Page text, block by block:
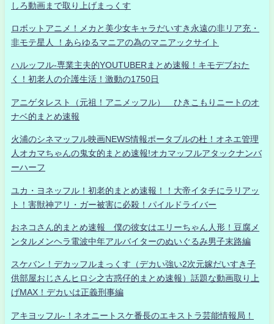
しろ動画まで取り上げまっくす
ロボットアニメ！メカと美少女キャラだいすき永遠の非リア充・
非モテ星人 ！あらゆるマニアの為のマニアックサイト
ハルッフル-専業主夫的YOUTUBERまとめ速報！キモデブおた
く！初老人の介護生活！激動の1750日
アニゲタレスト（元祖！アニメッフル） ひきこもりニートのオ
ナベ的まとめ速報
火浦のシネマッフル映画NEWS情報ポータブルの杜！オネエ管理
人オカマちゃんの鬼女的まとめ速報!オカマッフルアタックナンバ
ーハーフ
ユカ・ヨネッフル！初老的まとめ速報！！大帝イタチにラリアッ
ト！害獣神アリ・ガー被害に必殺！パイルドライバー
おネコさん的まとめ速報 僕の彼女はエリーちゃん人形！豆腐メ
ンタルメンヘラ電波中年アルバイターのぬいぐるみ男子末路編
スケバン！デカッフルまっくす（デカい強い2次元嫁だいすき子
供部屋おじさんヒロシ之古惑仔的まとめ速報）話題な動画取り上
げMAX！デカいは正義刑事編
アキヨッフル-！ネオニートスケ番長のエキストラ芸能情報局！